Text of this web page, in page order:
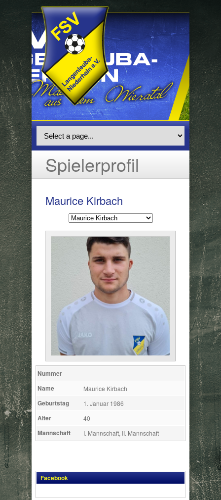
Spielerprofil
Maurice Kirbach
Nummer
Name
Maurice Kirbach
Geburtstag 1. Januar 1986
Alter 40
Mannschaft I. Mannschaft, II. Mannschaft
Facebook